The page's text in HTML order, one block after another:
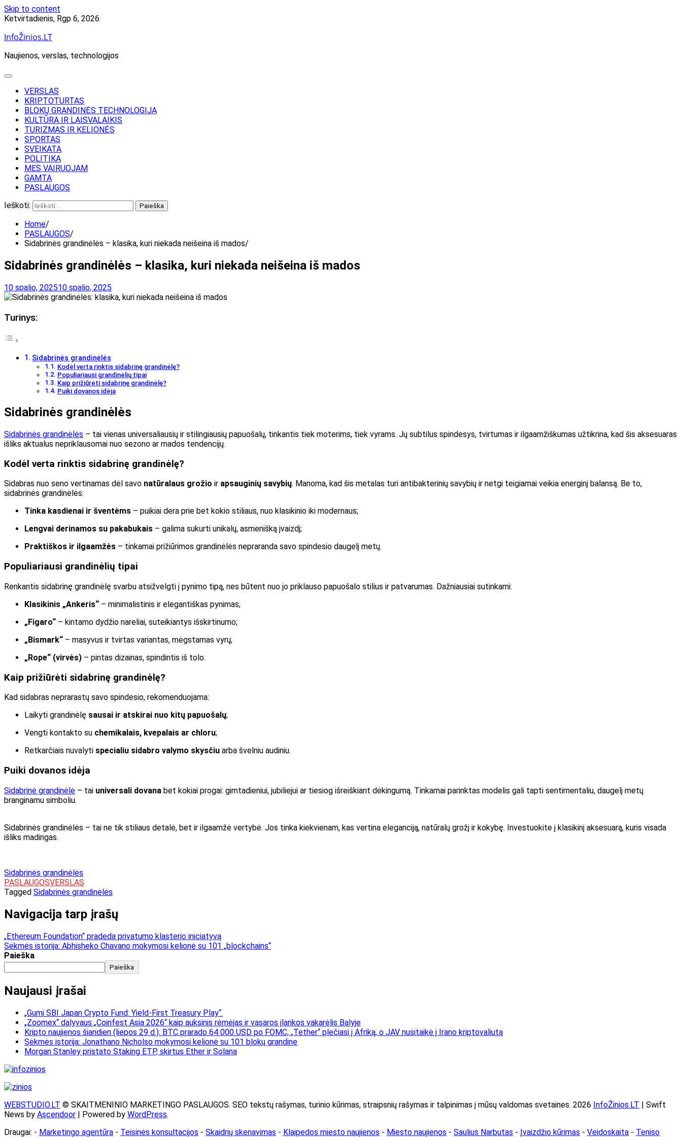
Skip to content
Ketvirtadienis, Rgp 6, 2026
InfoŽinios.LT
Naujienos, verslas, technologijos
VERSLAS
KRIPTOTURTAS
BLOKŲ GRANDINĖS TECHNOLOGIJA
KULTŪRA IR LAISVALAIKIS
TURIZMAS IR KELIONĖS
SPORTAS
SVEIKATA
POLITIKA
MES VAIRUOJAM
GAMTA
PASLAUGOS
Ieškoti:
Home
PASLAUGOS
Sidabrinės grandinėlės – klasika, kuri niekada neišeina iš mados
Sidabrinės grandinėlės – klasika, kuri niekada neišeina iš mados
10 spalio, 202510 spalio, 2025
Turinys:
Sidabrinės grandinėlės
Kodėl verta rinktis sidabrinę grandinėlę?
Populiariausi grandinėlių tipai
Kaip prižiūrėti sidabrinę grandinėlę?
Puiki dovanos idėja
Sidabrinės grandinėlės
Sidabrinės grandinėlės – tai vienas universaliausių ir stilingiausių papuošalų, tinkantis tiek moterims, tiek vyrams. Jų subtilus spindesys, tvirtumas ir ilgaamžiškumas užtikrina, kad šis aksesuaras
išliks aktualus nepriklausomai nuo sezono ar mados tendencijų.
Kodėl verta rinktis sidabrinę grandinėlę?
Sidabras nuo seno vertinamas dėl savo natūralaus grožio ir apsauginių savybių. Manoma, kad šis metalas turi antibakterinių savybių ir netgi teigiamai veikia energinį balansą. Be to,
sidabrinės grandinėlės:
Tinka kasdienai ir šventėms – puikiai dera prie bet kokio stiliaus, nuo klasikinio iki modernaus;
Lengvai derinamos su pakabukais – galima sukurti unikalų, asmenišką įvaizdį;
Praktiškos ir ilgaamžės – tinkamai prižiūrimos grandinėlės nepraranda savo spindesio daugelį metų.
Populiariausi grandinėlių tipai
Renkantis sidabrinę grandinėlę svarbu atsižvelgti į pynimo tipą, nes būtent nuo jo priklauso papuošalo stilius ir patvarumas. Dažniausiai sutinkami:
Klasikinis „Ankeris“ – minimalistinis ir elegantiškas pynimas;
„Figaro“ – kintamo dydžio nareliai, suteikiantys išskirtinumo;
„Bismark“ – masyvus ir tvirtas variantas, mėgstamas vyrų;
„Rope“ (virvės) – pintas dizainas, spindintis iš tolo.
Kaip prižiūrėti sidabrinę grandinėlę?
Kad sidabras neprarastų savo spindesio, rekomenduojama:
Laikyti grandinėlę sausai ir atskirai nuo kitų papuošalų;
Vengti kontakto su chemikalais, kvepalais ar chloru;
Retkarčiais nuvalyti specialiu sidabro valymo skysčiu arba švelniu audiniu.
Puiki dovanos idėja
Sidabrinė grandinėlė – tai universali dovana bet kokiai progai: gimtadieniui, jubiliejui ar tiesiog išreiškiant dėkingumą. Tinkamai parinktas modelis gali tapti sentimentaliu, daugelį metų
branginamu simboliu.
Sidabrinės grandinėlės – tai ne tik stiliaus detalė, bet ir ilgaamžė vertybė. Jos tinka kiekvienam, kas vertina eleganciją, natūralų grožį ir kokybę. Investuokite į klasikinį aksesuarą, kuris visada
išliks madingas.
Sidabrinės grandinėlės
PASLAUGOSVERSLAS
Tagged Sidabrinės grandinėlės
Navigacija tarp įrašų
„Ethereum Foundation“ pradeda privatumo klasterio iniciatyvą
Sėkmės istorija: Abhisheko Chavano mokymosi kelionė su 101 „blockchains“
Paieška
Paieška
Naujausi įrašai
„Gumi SBI Japan Crypto Fund: Yield-First Treasury Play“.
„Zoomex“ dalyvaus „Coinfest Asia 2026“ kaip auksinis rėmėjas ir vasaros įlankos vakarėlis Balyje
Kripto naujienos šiandien (liepos 29 d.): BTC prarado 64 000 USD po FOMC, „Tether“ plečiasi į Afriką, o JAV nusitaikė į Irano kriptovaliutą
Sėkmės istorija: Jonathano Nicholso mokymosi kelionė su 101 blokų grandine
Morgan Stanley pristato Staking ETP, skirtus Ether ir Solana
WEBSTUDIO.LT © SKAITMENINIO MARKETINGO PASLAUGOS. SEO tekstų rašymas, turinio kūrimas, straipsnių rašymas ir talpinimas į mūsų valdomas svetaines. 2026 InfoŽinios.LT | Swift
News by Ascendoor | Powered by WordPress.
Draugai: - Marketingo agentūra - Teisinės konsultacijos - Skaidrių skenavimas - Klaipedos miesto naujienos - Miesto naujienos - Saulius Narbutas - Įvaizdžio kūrimas - Veidoskaita - Teniso